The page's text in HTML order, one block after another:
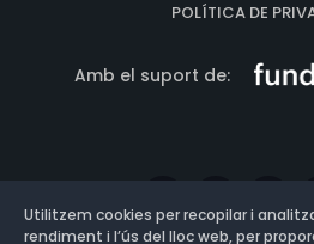
POLÍTICA DE
Amb el suport de:
Utilitzem cookies per recopilar i
rendiment i l’ús del lloc web, per